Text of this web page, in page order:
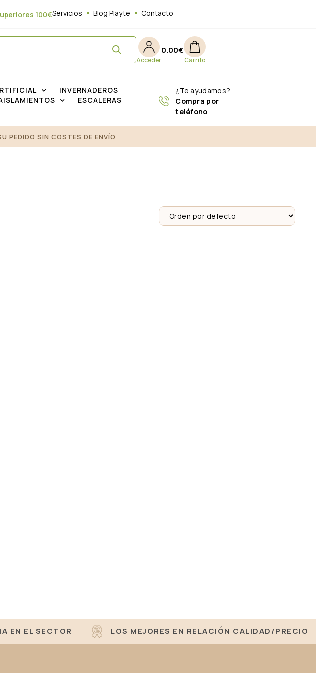
100€Servicios Blog Playte Contacto
0.00€
INVERNADEROS
ESCALERAS
¿Te ayudamos?
Compra por
teléfono
PEDIDO SIN COSTES DE ENVÍO
EN EL SECTOR LOS MEJORES EN RELACIÓN CALIDAD/PRECIO